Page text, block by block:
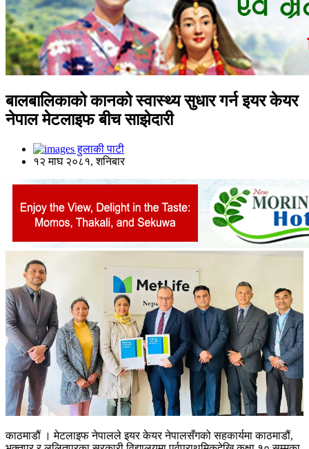
बालबालिकाको कानको स्वास्थ्य सुधार गर्न इयर केयर
नेपाल मेटलाइफ बीच साझेदारी
हुलाकी पाटी
१२ माघ २०८१, शनिबार
काठमाडौं । मेटलाइफ नेपालले इयर केयर नेपालसँगको सहकार्यमा काठमाडौं,